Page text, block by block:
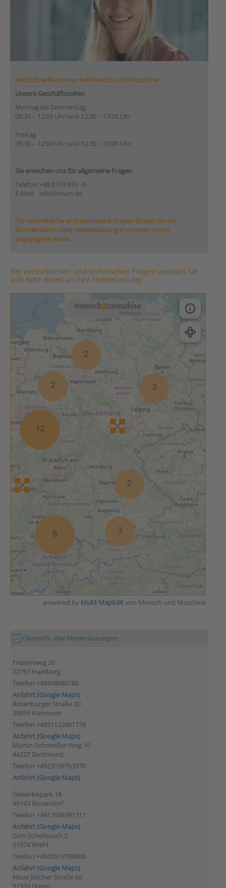
Herzlich willkommen bei Mensch und Maschine!
Unsere Geschäftszeiten
Montag bis Donnerstag
08:30 – 12:00 Uhr und 12:30 – 17:00 Uhr
Freitag
08:30 – 12:00 Uhr und 12:30 – 15:00 Uhr
Sie erreichen uns für allgemeine Fragen
Telefon +49 8153 933 - 0
E-Mail
info@mum.de
Für vertriebliche und technische Fragen finden Sie die
Kontaktdaten Ihrer Niederlassung in unserer unten
angezeigten Karte.
Bei vertrieblichen und technischen Fragen wenden Sie
sich bitte direkt an Ihre Niederlassung.
powered by MuM MapEditvon Mensch und Maschine
Übersicht aller Niederlassungen
Friesenweg 20
22763 Hamburg
Telefon +49408980780
Anfahrt (Google Maps)
Rotenburger Straße 20
30659 Hannover
Telefon +4951122061776
Anfahrt (Google Maps)
Martin-Schmeißer-Weg 10
44227 Dortmund
Telefon +4923199763570
Anfahrt (Google Maps)
Gewerbepark 18
49143 Bissendorf
Telefon +4917636391711
Anfahrt (Google Maps)
Zum Scherbusch 5
51674 Wiehl
Telefon +4922619798600
Anfahrt (Google Maps)
Neue Jülicher Straße 60
52353 Düren